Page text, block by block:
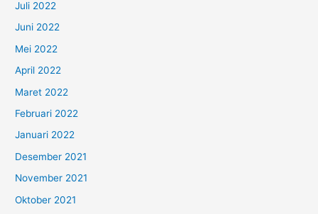
Juli 2022
Juni 2022
Mei 2022
April 2022
Maret 2022
Februari 2022
Januari 2022
Desember 2021
November 2021
Oktober 2021